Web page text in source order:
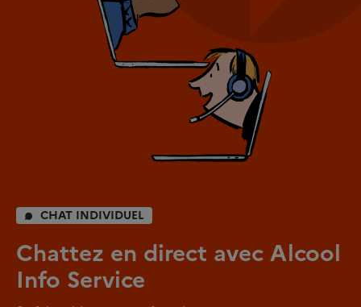
CHAT INDIVIDUEL
Chattez en direct avec Alcool
Info Service